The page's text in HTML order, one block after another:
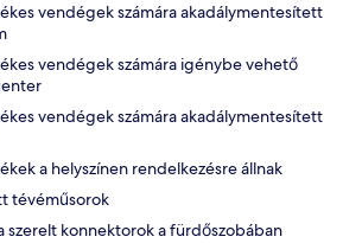
vendégek számára akadálymentesített
vendégek számára igénybe vehető
vendégek számára akadálymentesített
a helyszínen rendelkezésre állnak
tévéműsorok
szerelt konnektorok a fürdőszobában